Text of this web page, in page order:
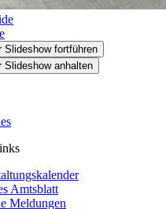
Slideshow fortführen
Slideshow anhalten
Amtsblatt
Meldungen